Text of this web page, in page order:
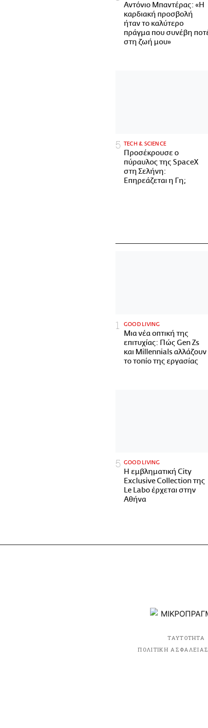
Αντόνιο Μπαντέρας: «Η
καρδιακή προσβολή
ήταν το καλύτερο
πράγμα που συνέβη
στη ζωή μου»
ΤECH & SCIENCE
Προσέκρουσε ο
πύραυλος της SpaceX
στη Σελήνη:
Επηρεάζεται η Γη;
GOOD LIVING
Μια νέα οπτική της
επιτυχίας: Πώς Gen Zs
και Millennials αλλάζουν
το τοπίο της εργασίας
GOOD LIVING
Η εμβληματική City
Exclusive Collection της
Le Labo έρχεται στην
Αθήνα
ΤΑΥΤΟΤΗΤΑ
ΠΟΛΙΤΙΚΗ